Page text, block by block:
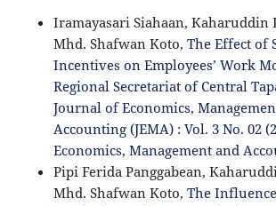
Iramayasari Siahaan, Kaharuddin
Mhd. Shafwan Koto, The Effect of
Incentives on Employees’ Work
Regional Secretariat of Central
Journal of Economics,
Accounting (JEMA) : Vol. 3 No. 02
Economics, Management and
Pipi Ferida Panggabean,
Mhd. Shafwan Koto, The